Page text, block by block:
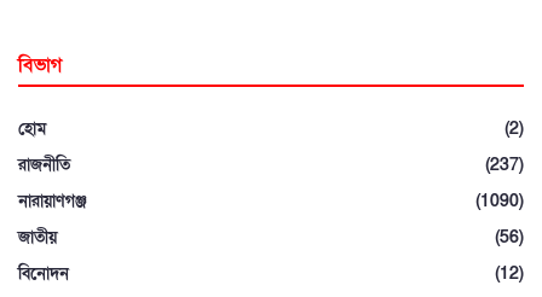
বিভাগ
হোম
(2)
রাজনীতি
(237)
নারায়াণগঞ্জ
(1090)
জাতীয়
(56)
বিনোদন
(12)